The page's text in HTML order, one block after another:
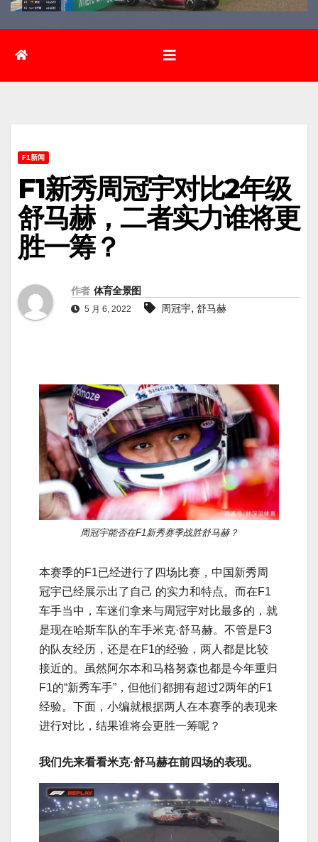
F1新闻
F1新秀周冠宇对比2年级
舒马赫，二者实力谁将更
胜一筹？
作者 体育全景图
5 月 6, 2022 周冠宇, 舒马赫
周冠宇能否在F1新秀赛季战胜舒马赫？
本赛季的F1已经进行了四场比赛，中国新秀周
冠宇已经展示出了自己 的实力和特点。而在F1
车手当中，车迷们拿来与周冠宇对比最多的，就
是现在哈斯车队的车手米克·舒马赫。不管是F3
的队友经历，还是在F1的经验，两人都是比较
接近的。虽然阿尔本和马格努森也都是今年重归
F1的“新秀车手”，但他们都拥有超过2两年的F1
经验。下面，小编就根据两人在本赛季的表现来
进行对比，结果谁将会更胜一筹呢？
我们先来看看米克·舒马赫在前四场的表现。